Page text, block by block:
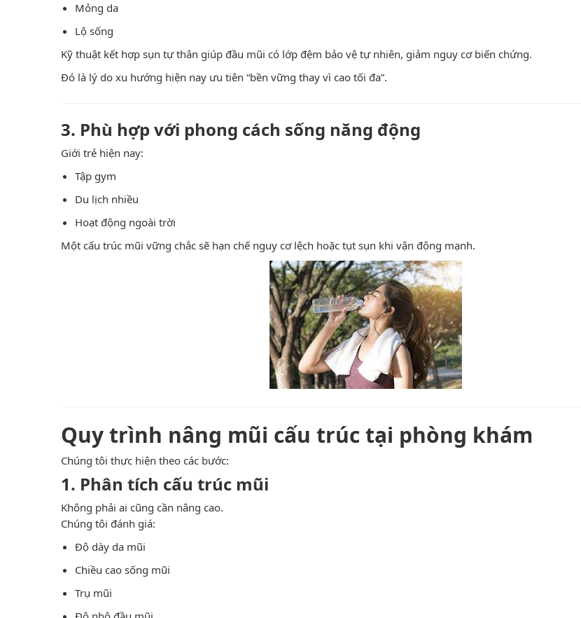
Mỏng da
Lộ sống
Kỹ thuật kết hợp sụn tự thân giúp đầu mũi có lớp đệm bảo vệ tự nhiên, giảm nguy cơ biến chứng.
Đó là lý do xu hướng hiện nay ưu tiên “bền vững thay vì cao tối đa”.
3. Phù hợp với phong cách sống năng động
Giới trẻ hiện nay:
Tập gym
Du lịch nhiều
Hoạt động ngoài trời
Một cấu trúc mũi vững chắc sẽ hạn chế nguy cơ lệch hoặc tụt sụn khi vận động mạnh.
Quy trình nâng mũi cấu trúc tại phòng khám
Chúng tôi thực hiện theo các bước:
1. Phân tích cấu trúc mũi
Không phải ai cũng cần nâng cao.
Chúng tôi đánh giá:
Độ dày da mũi
Chiều cao sống mũi
Trụ mũi